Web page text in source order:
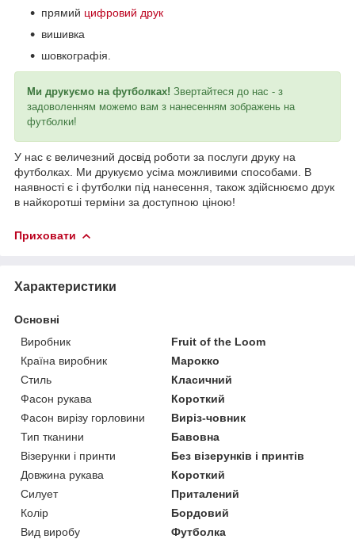
прямий цифровий друк
вишивка
шовкографія.
Ми друкуємо на футболках! Звертайтеся до нас - з
задоволенням можемо вам з нанесенням зображень на
футболки!
У нас є величезний досвід роботи за послуги друку на
футболках. Ми друкуємо усіма можливими способами. В
наявності є і футболки під нанесення, також здійснюємо друк
в найкоротші терміни за доступною ціною!
Приховати
Характеристики
Основні
Виробник
Fruit of the Loom
Країна виробник
Марокко
Стиль
Класичний
Фасон рукава
Короткий
Фасон вирізу горловини
Виріз-човник
Тип тканини
Бавовна
Візерунки і принти
Без візерунків і принтів
Довжина рукава
Короткий
Силует
Приталений
Колір
Бордовий
Вид виробу
Футболка